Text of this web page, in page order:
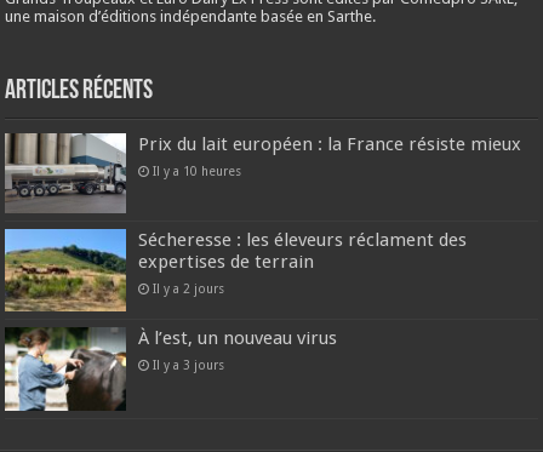
une maison d’éditions indépendante basée en Sarthe.
Articles récents
Prix du lait européen : la France résiste mieux
Il y a 10 heures
Sécheresse : les éleveurs réclament des
expertises de terrain
Il y a 2 jours
À l’est, un nouveau virus
Il y a 3 jours